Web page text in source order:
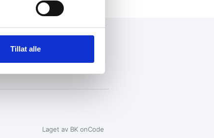
Tillat alle
Laget av BK onCode